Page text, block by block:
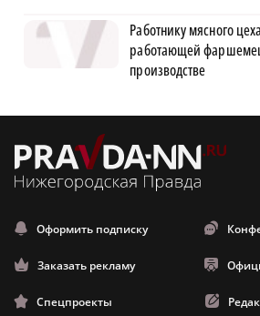
Работнику мясного
работающей
производстве
Оформить подписку
Заказать рекламу
Спецпроекты